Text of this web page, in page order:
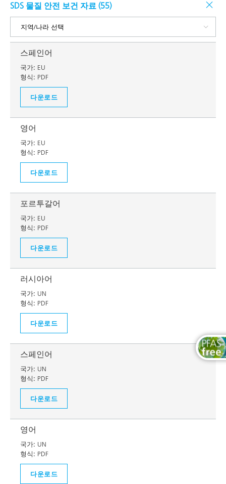
SDS 물질 안전 보건 자료 (55)
스페인어
국가: EU
형식: PDF
다운로드
영어
국가: EU
형식: PDF
다운로드
포르투갈어
국가: EU
형식: PDF
다운로드
러시아어
국가: UN
형식: PDF
다운로드
스페인어
국가: UN
형식: PDF
다운로드
영어
국가: UN
형식: PDF
다운로드